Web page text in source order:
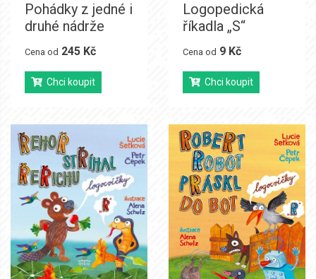
Pohádky z jedné i
druhé nádrže
Cena od 245 Kč
Chci koupit
Logopedická
říkadla „S“
Cena od 9 Kč
Chci koupit